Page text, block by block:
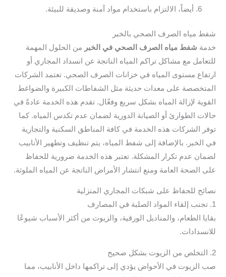
أيضاً، الالتزام باستخدام مواد آمنة وصديقة للبيئة.
شفط مياه الصرف الصحي بالخبر
خدمة شفط مياه الصرف الصحي في الخبر من الحلول المهمة
للتعامل مع مشاكل تراكم المياه الناتجة عن انسداد المجاري أو
ارتفاع مستوى المياه في خزانات الصرف الصحي. تعتمد الشركات
المتخصصة على معدات حديثة مثل الشفاطات الكبيرة والضواغط
القوية لإزالة المياه بشكل سريع وفعّال. تقدم هذه الخدمة عادةً في
حالات الطوارئ أو الصيانة الدورية لضمان عدم تكدس المياه. كما
توفر الشركات هذه الخدمة في كافة المناطق السكنية والتجارية
في الخبر. بالإضافة إلى شفط المياه، يتم تنظيف وتطهير الأنابيب
لضمان عدم تكرار المشكلة. تعتبر هذه الخدمة ضرورية للحفاظ
على الصحة العامة ومنع انتشار الأمراض الناتجة عن المياه الملوثة.
نصائح للحفاظ على شبكات المجاري المنزلية
1. تجنب إلقاء المواد الصلبة في المصارف
بقايا الطعام، والمناديل الورقية، والزيوت من أكثر الأسباب شيوعًا
للانسدادات.
2. التخلص من الزيوت بشكل صحيح
صب الزيوت في الأحواض يؤدي إلى تراكمها داخل الأنابيب، مما